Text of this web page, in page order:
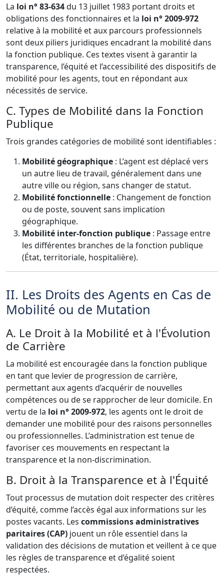
La loi n° 83-634du 13 juillet 1983 portant droits et
obligations des fonctionnaires et la loi n° 2009-972
relative à la mobilité et aux parcours professionnels
sont deux piliers juridiques encadrant la mobilité dans
la fonction publique. Ces textes visent à garantir la
transparence, l’équité et l’accessibilité des dispositifs de
mobilité pour les agents, tout en répondant aux
nécessités de service.
C. Types de Mobilité dans la Fonction
Publique
Trois grandes catégories de mobilité sont identifiables :
Mobilité géographique : L’agent est déplacé vers
un autre lieu de travail, généralement dans une
autre ville ou région, sans changer de statut.
Mobilité fonctionnelle : Changement de fonction
ou de poste, souvent sans implication
géographique.
Mobilité inter-fonction publique : Passage entre
les différentes branches de la fonction publique
(État, territoriale, hospitalière).
II. Les Droits des Agents en Cas de
Mobilité ou de Mutation
A. Le Droit à la Mobilité et à l'Évolution
de Carrière
La mobilité est encouragée dans la fonction publique
en tant que levier de progression de carrière,
permettant aux agents d’acquérir de nouvelles
compétences ou de se rapprocher de leur domicile. En
vertu de la loi n° 2009-972, les agents ont le droit de
demander une mobilité pour des raisons personnelles
ou professionnelles. L’administration est tenue de
favoriser ces mouvements en respectant la
transparence et la non-discrimination.
B. Droit à la Transparence et à l'Équité
Tout processus de mutation doit respecter des critères
d’équité, comme l’accès égal aux informations sur les
postes vacants. Les commissions administratives
paritaires (CAP) jouent un rôle essentiel dans la
validation des décisions de mutation et veillent à ce que
les règles de transparence et d’égalité soient
respectées.